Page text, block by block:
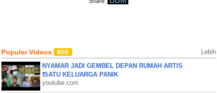
Populer Videos Lebih
NYAMAR JADI GEMBEL DEPAN RUMAH ARTIS
❗SATU KELUARGA PANIK
youtube.com